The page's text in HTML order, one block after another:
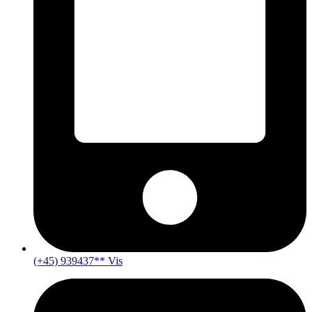
(+45) 939437** Vis